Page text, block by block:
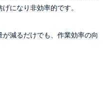
になり非効率的です。
減るだけでも、作業効率の向